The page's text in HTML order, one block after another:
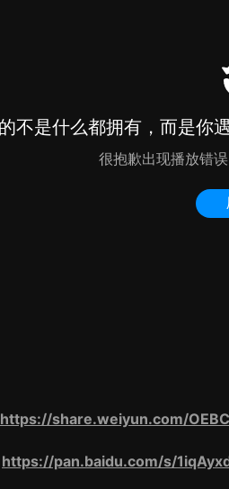
https://share.weiyun.com/
https://pan.baidu.com/s/